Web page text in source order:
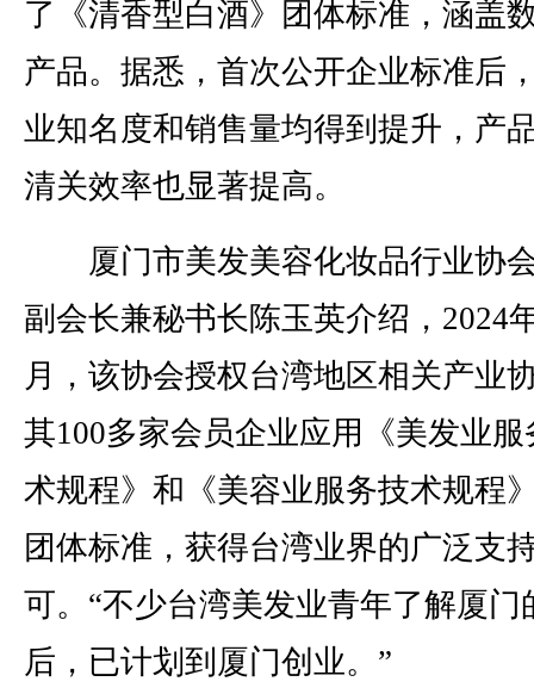
了《清香型白酒》团体标准，涵盖
产品。据悉，首次公开企业标准后
业知名度和销售量均得到提升，产
清关效率也显著提高。
厦门市美发美容化妆品行业协
副会长兼秘书长陈玉英介绍，2024
月，该协会授权台湾地区相关产业
其100多家会员企业应用《美发业服
术规程》和《美容业服务技术规程
团体标准，获得台湾业界的广泛支
可。“不少台湾美发业青年了解厦门
后，已计划到厦门创业。”